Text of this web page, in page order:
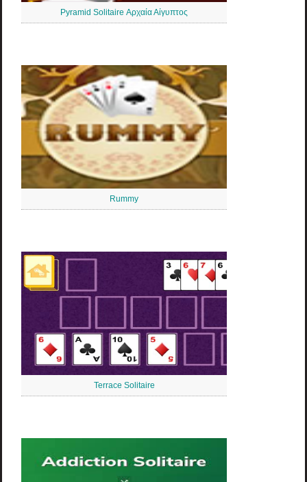
Pyramid Solitaire Αρχαία Αίγυπτος
Rummy
Terrace Solitaire